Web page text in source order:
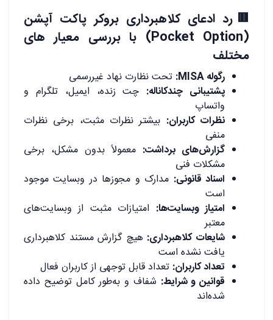
🟥رد ادعای کلاهبرداری بروکر پاکت آپشن
(Pocket Option) با بررسی معیار های
مختلف
رگوله MISA:
تحت نظارت نهاد غیررسمی
پشتیبانی چندکاناله: چت زنده، ایمیل، تلگرام و
واتساپ
نظرات کاربران: بیشتر نظرات مثبت، برخی نظرات
منفی
گزارش‌های برداشت: معمولاً بدون مشکل، برخی
مشکلات فنی
اسناد قانونی: مدارک و مجوزها در وبسایت موجود
است
امتیاز وبسایت‌ها: امتیازات مثبت از وبسایت‌های
معتبر
شایعات کلاهبرداری: هیچ گزارش مستند کلاهبرداری
یافت نشده است
تعداد کاربران: تعداد قابل توجهی از کاربران فعال
قوانین و شرایط: شفاف و به‌طور کامل توضیح داده
شده‌اند